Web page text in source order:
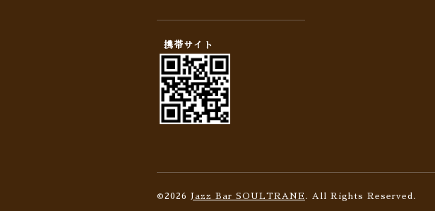
携帯サイト
©2026 Jazz Bar SOULTRANE . All Rights Reserved.